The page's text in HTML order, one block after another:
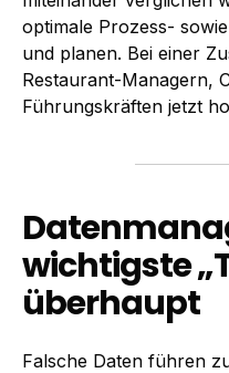
optimale Prozess-
und planen. Bei einer
Restaurant-Managern,
Führungskräften jetzt
wichtigste
überhaupt
Falsche Daten führen